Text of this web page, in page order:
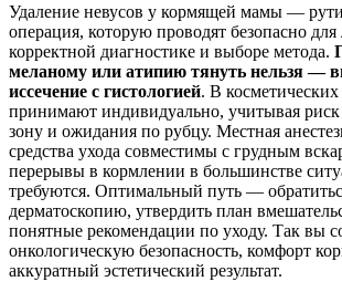
Удаление невусов у кормящей мамы —
операция, которую проводят безопасно
корректной диагностике и выборе метода.
меланому или атипию тянуть нельзя —
иссечение с гистологией. В
принимают индивидуально, учитывая риск
зону и ожидания по рубцу. Местная
средства ухода совместимы с грудным
перерывы в кормлении в большинстве
требуются. Оптимальный путь —
дерматоскопию, утвердить план
понятные рекомендации по уходу. Так вы
онкологическую безопасность, комфорт
аккуратный эстетический результат.